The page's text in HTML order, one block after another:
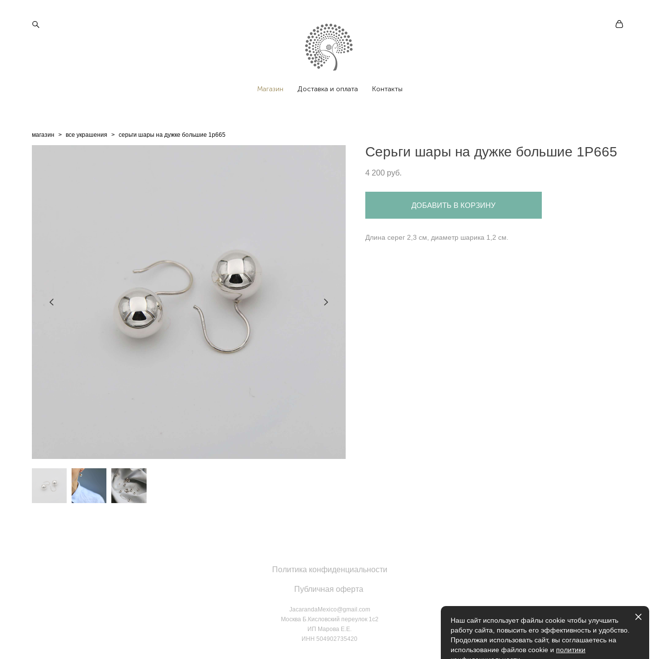
Магазин Доставка и оплата Контакты
магазин > все украшения > серьги шары на дужке большие 1p665
Серьги шары на дужке большие 1P665
4 200 pуб.
ДОБАВИТЬ В КОРЗИНУ
Длина серег 2,3 см, диаметр шарика 1,2 см.
Политика конфиденциальности
Публичная оферта
JacarandaMexico@gmail.com
Москва Б.Кисловский переулок 1с2
ИП Марова Е.Е.
ИНН 504902735420
Наш сайт использует файлы cookie чтобы улучшить
работу сайта, повысить его эффективность и удобство.
Продолжая использовать сайт, вы соглашаетесь на
использование файлов cookie и политики